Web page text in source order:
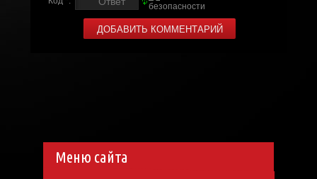
Меню сайта